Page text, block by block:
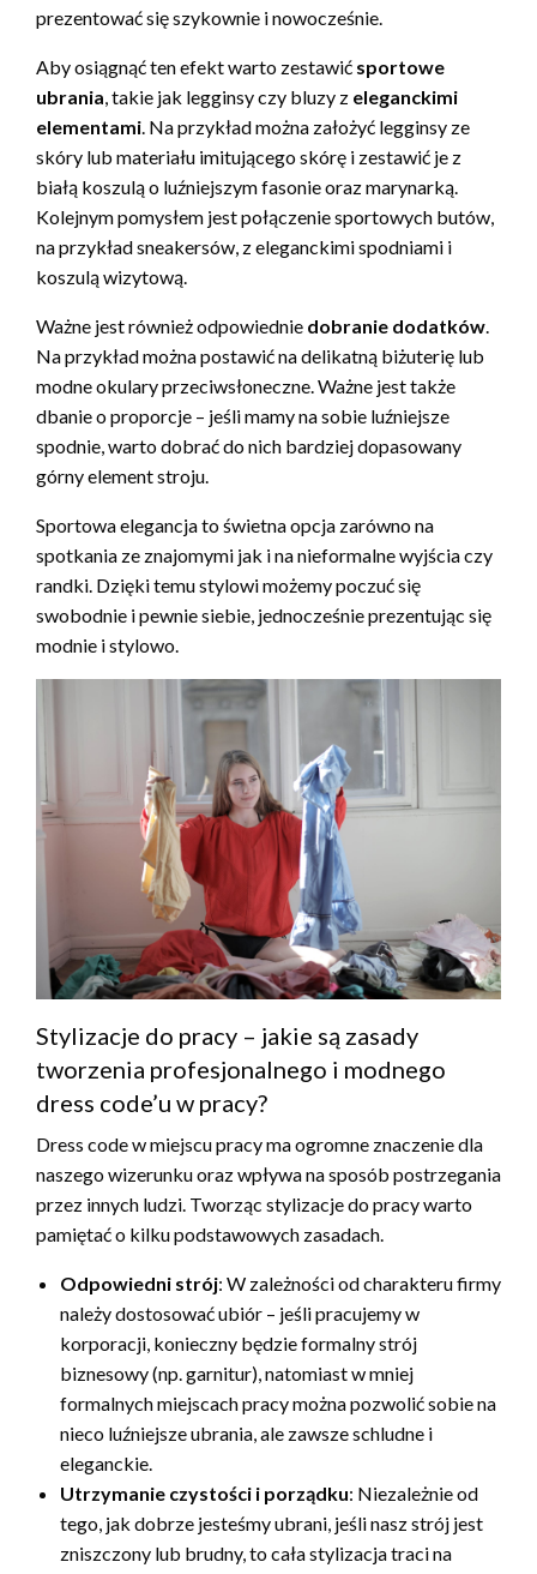
prezentować się szykownie i nowocześnie.
Aby osiągnąć ten efekt warto zestawić sportowe
ubrania , takie jak legginsy czy bluzy z eleganckimi
elementami . Na przykład można założyć legginsy ze
skóry lub materiału imitującego skórę i zestawić je z
białą koszulą o luźniejszym fasonie oraz marynarką.
Kolejnym pomysłem jest połączenie sportowych butów,
na przykład sneakersów, z eleganckimi spodniami i
koszulą wizytową.
Ważne jest również odpowiednie dobranie dodatków
Na przykład można postawić na delikatną biżuterię lub
modne okulary przeciwsłoneczne. Ważne jest także
dbanie o proporcje – jeśli mamy na sobie luźniejsze
spodnie, warto dobrać do nich bardziej dopasowany
górny element stroju.
Sportowa elegancja to świetna opcja zarówno na
spotkania ze znajomymi jak i na nieformalne wyjścia czy
randki. Dzięki temu stylowi możemy poczuć się
swobodnie i pewnie siebie, jednocześnie prezentując się
modnie i stylowo.
Stylizacje do pracy – jakie są zasady
tworzenia profesjonalnego i modnego
dress code’u w pracy?
Dress code w miejscu pracy ma ogromne znaczenie dla
naszego wizerunku oraz wpływa na sposób postrzegania
przez innych ludzi. Tworząc stylizacje do pracy warto
pamiętać o kilku podstawowych zasadach.
Odpowiedni strój: W zależności od charakteru firmy
należy dostosować ubiór – jeśli pracujemy w
korporacji, konieczny będzie formalny strój
biznesowy (np. garnitur), natomiast w mniej
formalnych miejscach pracy można pozwolić sobie na
nieco luźniejsze ubrania, ale zawsze schludne i
eleganckie.
Utrzymanie czystości i porządku: Niezależnie od
tego, jak dobrze jesteśmy ubrani, jeśli nasz strój jest
zniszczony lub brudny, to cała stylizacja traci na